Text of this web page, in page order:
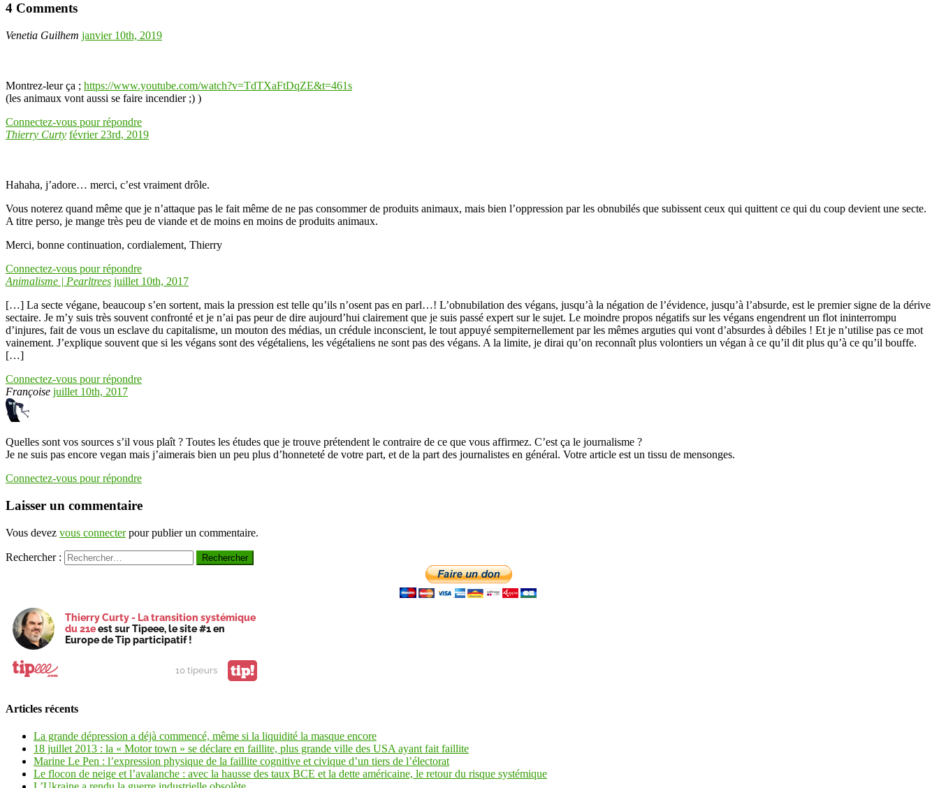
4 Comments
Venetia Guilhem janvier 10th, 2019
Montrez-leur ça ; https://www.youtube.com/watch?v=TdTXaFtDqZE&t=461s
(les animaux vont aussi se faire incendier ;) )
Connectez-vous pour répondre
Thierry Curty février 23rd, 2019
Hahaha, j’adore… merci, c’est vraiment drôle.
Vous noterez quand même que je n’attaque pas le fait même de ne pas consommer de produits animaux, mais bien l’oppression par les obnubilés que subissent ceux qui quittent ce qui du coup devient une secte.
A titre perso, je mange très peu de viande et de moins en moins de produits animaux.
Merci, bonne continuation, cordialement, Thierry
Connectez-vous pour répondre
Animalisme | Pearltrees juillet 10th, 2017
[…] La secte végane, beaucoup s’en sortent, mais la pression est telle qu’ils n’osent pas en parl…! L’obnubilation des végans, jusqu’à la négation de l’évidence, jusqu’à l’absurde, est le premier signe de la dérive
sectaire. Je m’y suis très souvent confronté et je n’ai pas peur de dire aujourd’hui clairement que je suis passé expert sur le sujet. Le moindre propos négatifs sur les végans engendrent un flot ininterrompu
d’injures, fait de vous un esclave du capitalisme, un mouton des médias, un crédule inconscient, le tout appuyé sempiternellement par les mêmes arguties qui vont d’absurdes à débiles ! Et je n’utilise pas ce mot
vainement. J’explique souvent que si les végans sont des végétaliens, les végétaliens ne sont pas des végans. A la limite, je dirai qu’on reconnaît plus volontiers un végan à ce qu’il dit plus qu’à ce qu’il bouffe.
[…]
Connectez-vous pour répondre
Françoise juillet 10th, 2017
Quelles sont vos sources s’il vous plaît ? Toutes les études que je trouve prétendent le contraire de ce que vous affirmez. C’est ça le journalisme ?
Je ne suis pas encore vegan mais j’aimerais bien un peu plus d’honneteté de votre part, et de la part des journalistes en général. Votre article est un tissu de mensonges.
Connectez-vous pour répondre
Laisser un commentaire
Vous devez vous connecterpour publier un commentaire.
Rechercher :
Thierry Curty - La transition systémique
du 21eest sur Tipeee, le site #1 en
Europe de Tip participatif !
10 tipeurs tip!
Articles récents
La grande dépression a déjà commencé, même si la liquidité la masque encore
18 juillet 2013 : la « Motor town » se déclare en faillite, plus grande ville des USA ayant fait faillite
Marine Le Pen : l’expression physique de la faillite cognitive et civique d’un tiers de l’électorat
Le flocon de neige et l’avalanche : avec la hausse des taux BCE et la dette américaine, le retour du risque systémique